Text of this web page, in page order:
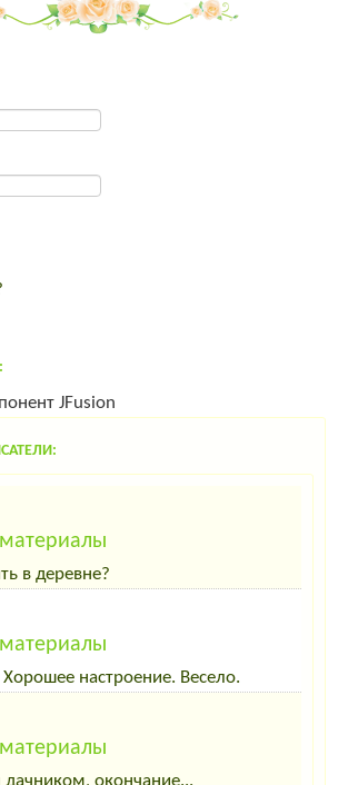
Белоголовой породы
от Москвы
петухов Малинов Михелинская кукушка
мастифа
ROSS 308
премиум класса
живота
JFusion
в деревне?
настроение. Весело.
дачником, окончание...